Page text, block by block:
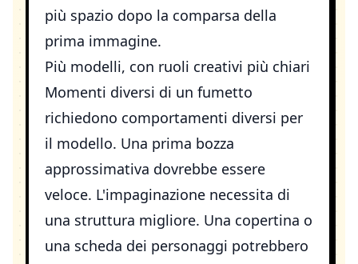
più spazio dopo la comparsa della
prima immagine.
Più modelli, con ruoli creativi più chiari
Momenti diversi di un fumetto
richiedono comportamenti diversi per
il modello. Una prima bozza
approssimativa dovrebbe essere
veloce. L'impaginazione necessita di
una struttura migliore. Una copertina o
una scheda dei personaggi potrebbero